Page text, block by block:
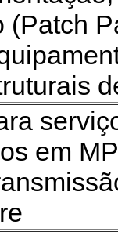
(Patch
em